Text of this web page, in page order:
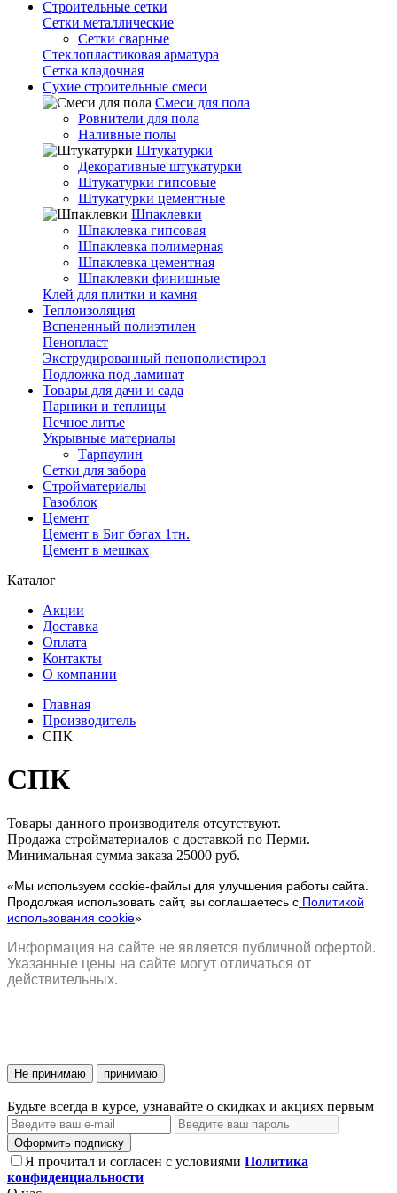
Строительные сетки
Сетки металлические
Сетки сварные
Стеклопластиковая арматура
Сетка кладочная
Сухие строительные смеси
Смеси для пола
Ровнители для пола
Наливные полы
Штукатурки
Декоративные штукатурки
Штукатурки гипсовые
Штукатурки цементные
Шпаклевки
Шпаклевка гипсовая
Шпаклевка полимерная
Шпаклевка цементная
Шпаклевки финишные
Клей для плитки и камня
Теплоизоляция
Вспененный полиэтилен
Пенопласт
Экструдированный пенополистирол
Подложка под ламинат
Товары для дачи и сада
Парники и теплицы
Печное литье
Укрывные материалы
Тарпаулин
Сетки для забора
Стройматериалы
Газоблок
Цемент
Цемент в Биг бэгах 1тн.
Цемент в мешках
Каталог
Акции
Доставка
Оплата
Контакты
О компании
Главная
Производитель
СПК
СПК
Товары данного производителя отсутствуют.
Продажа стройматериалов с доставкой по Перми.
Минимальная сумма заказа 25000 руб.
«Мы используем cookie-файлы для улучшения работы сайта.
Продолжая использовать сайт, вы соглашаетесь с Политикой
использования cookie»
Информация на сайте не является публичной офертой.
Указанные цены на сайте могут отличаться от
действительных.
Не принимаю принимаю
Будьте всегда в курсе, узнавайте о скидках и акциях первым
Оформить подписку
Я прочитал и согласен с условиями Политика
конфиденциальности